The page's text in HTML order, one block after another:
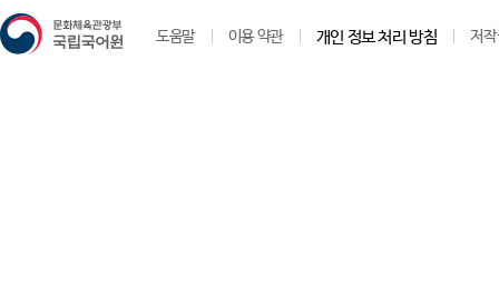
도움말 이용 약관 개인 정보 처리 방침 저